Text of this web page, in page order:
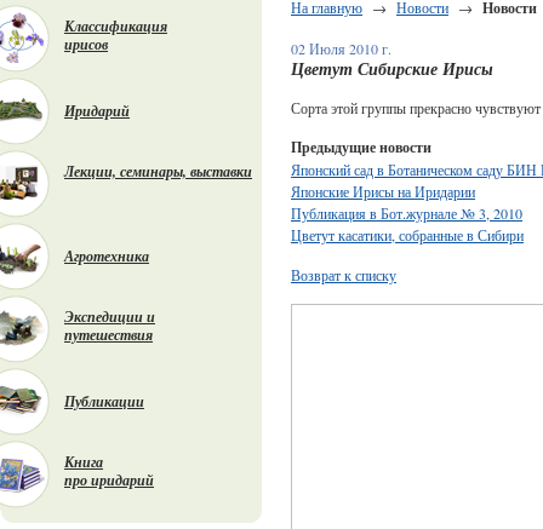
Классификация
ирисов
Иридарий
Лекции, семинары, выставки
Агротехника
Экспедиции и
путешествия
Публикации
Книга
про иридарий
На главную → Новости → Новости
02 Июля 2010 г.
Цветут Сибирские Ирисы
Сорта этой группы прекрасно
Предыдущие новости
Японский сад в Ботаническом саду
Японские Ирисы на Иридарии
Публикация в Бот.журнале № 3, 2010
Цветут касатики, собранные в Сибири
Возврат к списку